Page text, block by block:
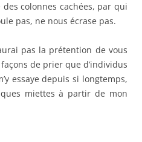
colonnes cachées, par qui
pas, ne nous écrase pas.
pas la prétention de vous
de prier que d’individus
essaye depuis si longtemps,
miettes à partir de mon